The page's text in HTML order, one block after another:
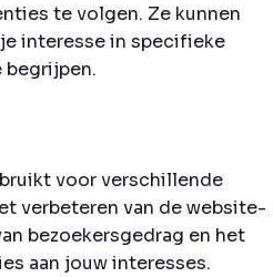
te volgen. Ze kunnen
interesse in specifieke
voor verschillende
verbeteren van de website-
bezoekersgedrag en het
aan jouw interesses.